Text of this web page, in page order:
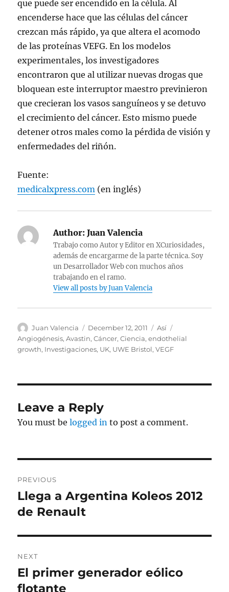
que puede ser encendido en la célula. Al
encenderse hace que las células del cáncer
crezcan más rápido, ya que altera el acomodo
de las proteínas VEFG. En los modelos
experimentales, los investigadores
encontraron que al utilizar nuevas drogas que
bloquean este interruptor maestro previnieron
que crecieran los vasos sanguíneos y se detuvo
el crecimiento del cáncer. Esto mismo puede
detener otros males como la pérdida de visión y
enfermedades del riñón.
Fuente:
medicalxpress.com (en inglés)
Author: Juan Valencia
Trabajo como Autor y Editor en XCuriosidades,
además de encargarme de la parte técnica. Soy
un Desarrollador Web con muchos años
trabajando en el ramo.
View all posts by Juan Valencia
Author
Juan Valencia
Posted
on
December 12, 2011 Categories
Así
Angiogénesis,Avastin,Cáncer,Ciencia,endothelial
growth, Investigaciones, UK, UWE Bristol,VEGF
Leave a Reply
You must belogged in to post a comment.
navigation
PREVIOUS
Previous
post:
Llega a Argentina Koleos 2012
de Renault
NEXT
Next
post:
El primer generador eólico
flotante